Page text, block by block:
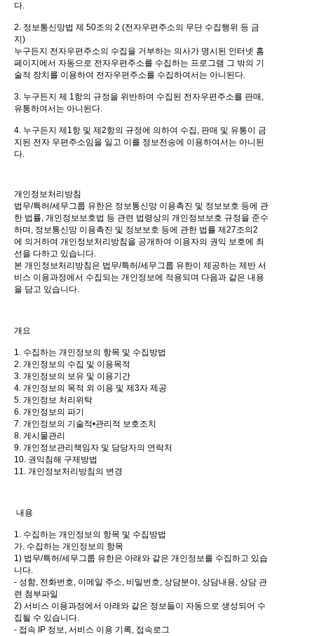
다.
2. 정보통신망법 제 50조의 2 (전자우편주소의 무단 수집행위 등 금
지)
누구든지 전자우편주소의 수집을 거부하는 의사가 명시된 인터넷 홈
페이지에서 자동으로 전자우편주소를 수집하는 프로그램 그 밖의 기
술적 장치를 이용하여 전자우편주소를 수집하여서는 아니된다.
3. 누구든지 제 1항의 규정을 위반하여 수집된 전자우편주소를 판매,
유통하여서는 아니된다.
4. 누구든지 제1항 및 제2항의 규정에 의하여 수집, 판매 및 유통이 금
지된 전자 우편주소임을 일고 이를 정보전송에 이용하여서는 아니된
다.
개인정보처리방침
법무/특허/세무그룹 유한은 정보통신망 이용촉진 및 정보보호 등에 관
한 법률, 개인정보보호법 등 관련 법령상의 개인정보보호 규정을 준수
하며, 정보통신망 이용촉진 및 정보보호 등에 관한 법률 제27조의2
에 의거하여 개인정보처리방침을 공개하여 이용자의 권익 보호에 최
선을 다하고 있습니다.
본 개인정보처리방침은 법무/특허/세무그룹 유한이 제공하는 제반 서
비스 이용과정에서 수집되는 개인정보에 적용되며 다음과 같은 내용
을 담고 있습니다.
개요
1. 수집하는 개인정보의 항목 및 수집방법
2. 개인정보의 수집 및 이용목적
3. 개인정보의 보유 및 이용기간
4. 개인정보의 목적 외 이용 및 제3자 제공
5. 개인정보 처리위탁
6. 개인정보의 파기
7. 개인정보의 기술적•관리적 보호조치
8. 게시물관리
9. 개인정보관리책임자 및 담당자의 연락처
10. 권익침해 구제방법
11. 개인정보처리방침의 변경
내용
1. 수집하는 개인정보의 항목 및 수집방법
가. 수집하는 개인정보의 항목
1) 법무/특허/세무그룹 유한은 아래와 같은 개인정보를 수집하고 있습
니다.
- 성함, 전화번호, 이메일 주소, 비밀번호, 상담분야, 상담내용, 상담 관
련 첨부파일
2) 서비스 이용과정에서 아래와 같은 정보들이 자동으로 생성되어 수
집될 수 있습니다.
- 접속 IP 정보, 서비스 이용 기록, 접속로그